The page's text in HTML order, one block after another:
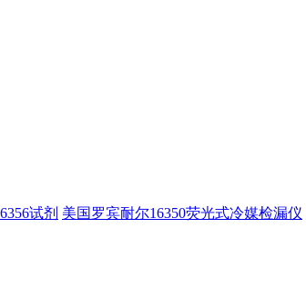
试剂 美国罗宾耐尔16350荧光式冷媒检漏仪